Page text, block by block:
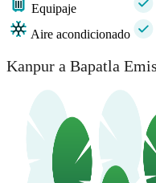
Equipaje
Aire acondicionado
Kanpur a Bapatla